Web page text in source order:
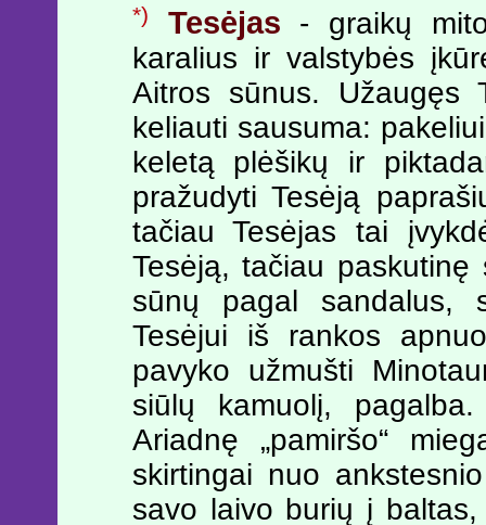
*) Tesėjas - graikų
karalius ir valstybės
Aitros sūnus. Užaugęs
keliauti sausuma:
keletą plėšikų ir
pražudyti Tesėją
tačiau Tesėjas tai
Tesėją, tačiau
sūnų pagal sandalus,
Tesėjui iš rankos
pavyko užmušti
siūlų kamuolį,
Ariadnę „pamiršo“
skirtingai nuo
savo laivo burių į